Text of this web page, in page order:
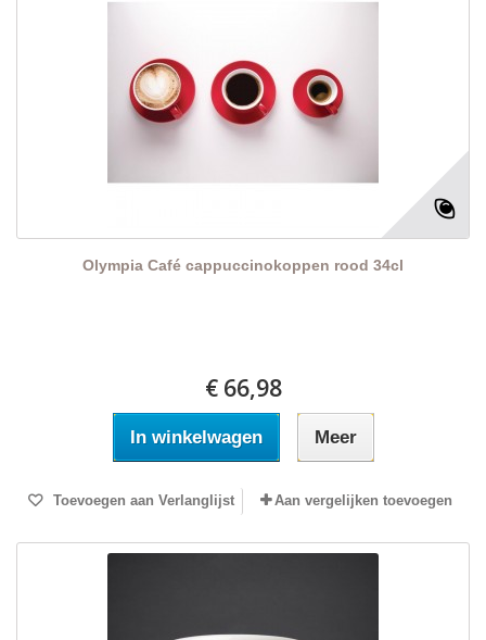
Olympia Café cappuccinokoppen rood 34cl
€ 66,98
In winkelwagen Meer
Toevoegen aan Verlanglijst Aan vergelijken toevoegen